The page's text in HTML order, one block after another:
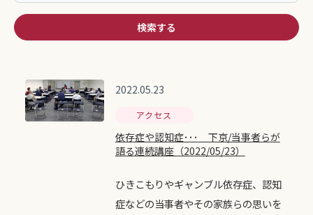
検索する
2022.05.23
アクセス
依存症や認知症･･･ 下京/当事者らが
語る連続講座（2022/05/23）
ひきこもりやギャンブル依存症、認知
症などの当事者やその家族らの思いを